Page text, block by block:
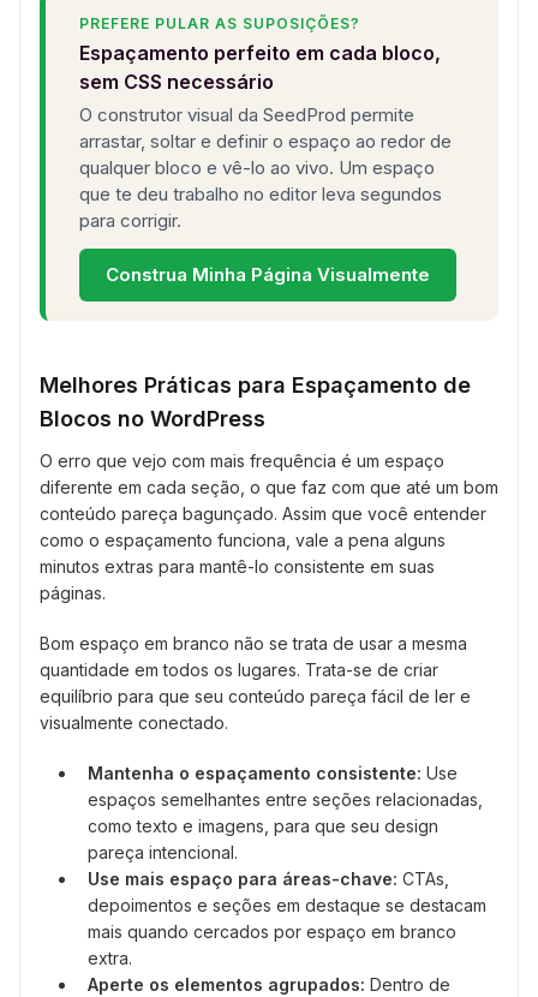
PREFERE PULAR AS SUPOSIÇÕES?
Espaçamento perfeito em cada bloco,
sem CSS necessário
O construtor visual da SeedProd permite
arrastar, soltar e definir o espaço ao redor de
qualquer bloco e vê-lo ao vivo. Um espaço
que te deu trabalho no editor leva segundos
para corrigir.
Construa Minha Página Visualmente
Melhores Práticas para Espaçamento de
Blocos no WordPress
O erro que vejo com mais frequência é um espaço
diferente em cada seção, o que faz com que até um bom
conteúdo pareça bagunçado. Assim que você entender
como o espaçamento funciona, vale a pena alguns
minutos extras para mantê-lo consistente em suas
páginas.
Bom espaço em branco não se trata de usar a mesma
quantidade em todos os lugares. Trata-se de criar
equilíbrio para que seu conteúdo pareça fácil de ler e
visualmente conectado.
Mantenha o espaçamento consistente: Use
espaços semelhantes entre seções relacionadas,
como texto e imagens, para que seu design
pareça intencional.
Use mais espaço para áreas-chave: CTAs,
depoimentos e seções em destaque se destacam
mais quando cercados por espaço em branco
extra.
Aperte os elementos agrupados: Dentro de